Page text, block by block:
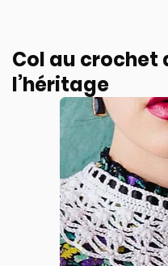
Col au crochet
l’héritage